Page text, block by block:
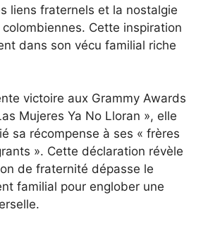
liens fraternels et la nostalgie
Cette inspiration
dans son vécu familial riche
victoire aux Grammy Awards
Mujeres Ya No Lloran », elle
sa récompense à ses « frères
». Cette déclaration révèle
de fraternité dépasse le
familial pour englober une